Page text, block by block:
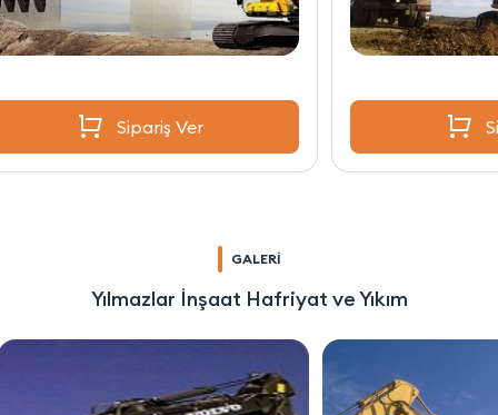
GALERİ
Yılmazlar İnşaat Hafriyat ve Yıkım